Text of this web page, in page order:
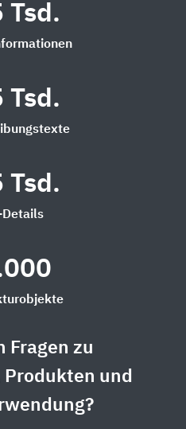
Tsd.
Tsd.
Tsd.
Details
Fragen zu
Produkten und